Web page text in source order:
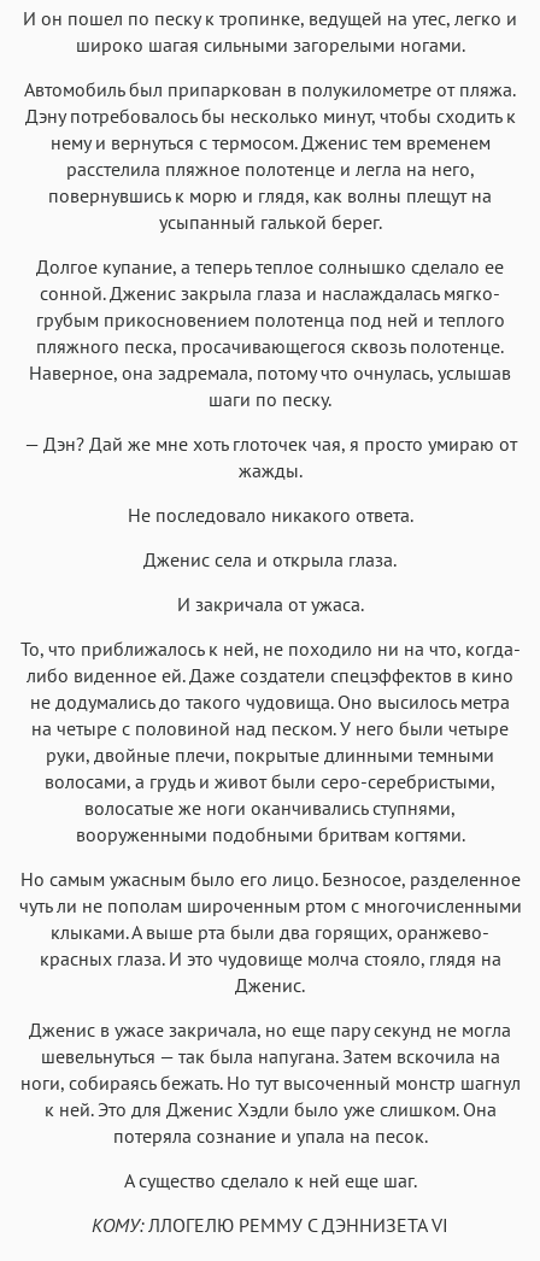
И он пошел по песку к тропинке, ведущей на утес, легко и
широко шагая сильными загорелыми ногами.
Автомобиль был припаркован в полукилометре от пляжа.
Дэну потребовалось бы несколько минут, чтобы сходить к
нему и вернуться с термосом. Дженис тем временем
расстелила пляжное полотенце и легла на него,
повернувшись к морю и глядя, как волны плещут на
усыпанный галькой берег.
Долгое купание, а теперь теплое солнышко сделало ее
сонной. Дженис закрыла глаза и наслаждалась мягко-
грубым прикосновением полотенца под ней и теплого
пляжного песка, просачивающегося сквозь полотенце.
Наверное, она задремала, потому что очнулась, услышав
шаги по песку.
— Дэн? Дай же мне хоть глоточек чая, я просто умираю от
жажды.
Не последовало никакого ответа.
Дженис села и открыла глаза.
И закричала от ужаса.
То, что приближалось к ней, не походило ни на что, когда-
либо виденное ей. Даже создатели спецэффектов в кино
не додумались до такого чудовища. Оно высилось метра
на четыре с половиной над песком. У него были четыре
руки, двойные плечи, покрытые длинными темными
волосами, а грудь и живот были серо-серебристыми,
волосатые же ноги оканчивались ступнями,
вооруженными подобными бритвам когтями.
Но самым ужасным было его лицо. Безносое, разделенное
чуть ли не пополам широченным ртом с многочисленными
клыками. А выше рта были два горящих, оранжево-
красных глаза. И это чудовище молча стояло, глядя на
Дженис.
Дженис в ужасе закричала, но еще пару секунд не могла
шевельнуться — так была напугана. Затем вскочила на
ноги, собираясь бежать. Но тут высоченный монстр шагнул
к ней. Это для Дженис Хэдли было уже слишком. Она
потеряла сознание и упала на песок.
А существо сделало к ней еще шаг.
КОМУ:ЛЛОГЕЛЮ РЕММУ С ДЭННИЗЕТА VI